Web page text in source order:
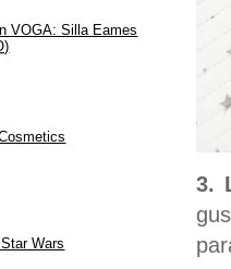
3.
VOGA: Silla Eames
Wars